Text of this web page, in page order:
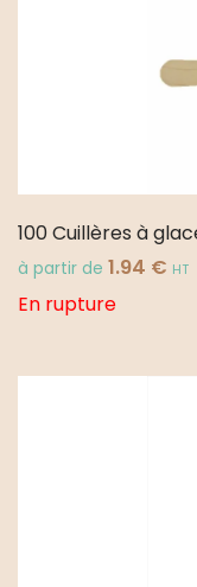
100 Cuillères à
à partir de 1.94 € HT
En rupture